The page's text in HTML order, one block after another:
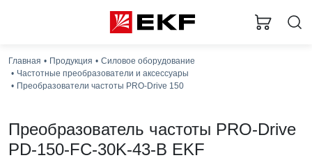
Главная Продукция
Силовое оборудование
Частотные преобразователи и аксессуары
Преобразователи частоты PRO-Drive 150
Преобразователь частоты PRO-Drive
PD-150-FC-30K-43-B EKF